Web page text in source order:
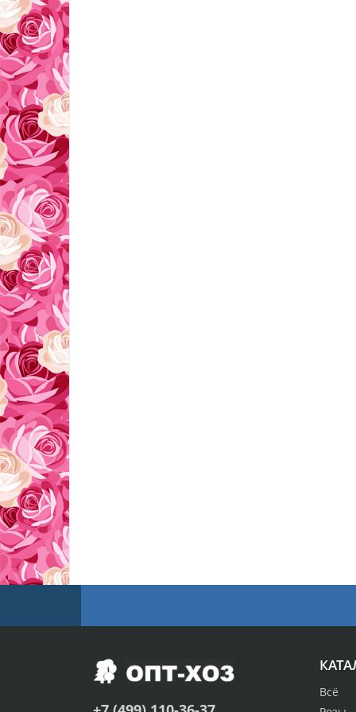
Всё